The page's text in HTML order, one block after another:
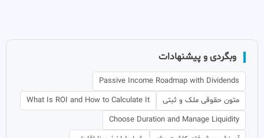
وبگردی و پیشنهادات
Passive Income Roadmap with Dividends
متون حقوقی ملک و ثبتی
What Is ROI and How to Calculate It
Choose Duration and Manage Liquidity